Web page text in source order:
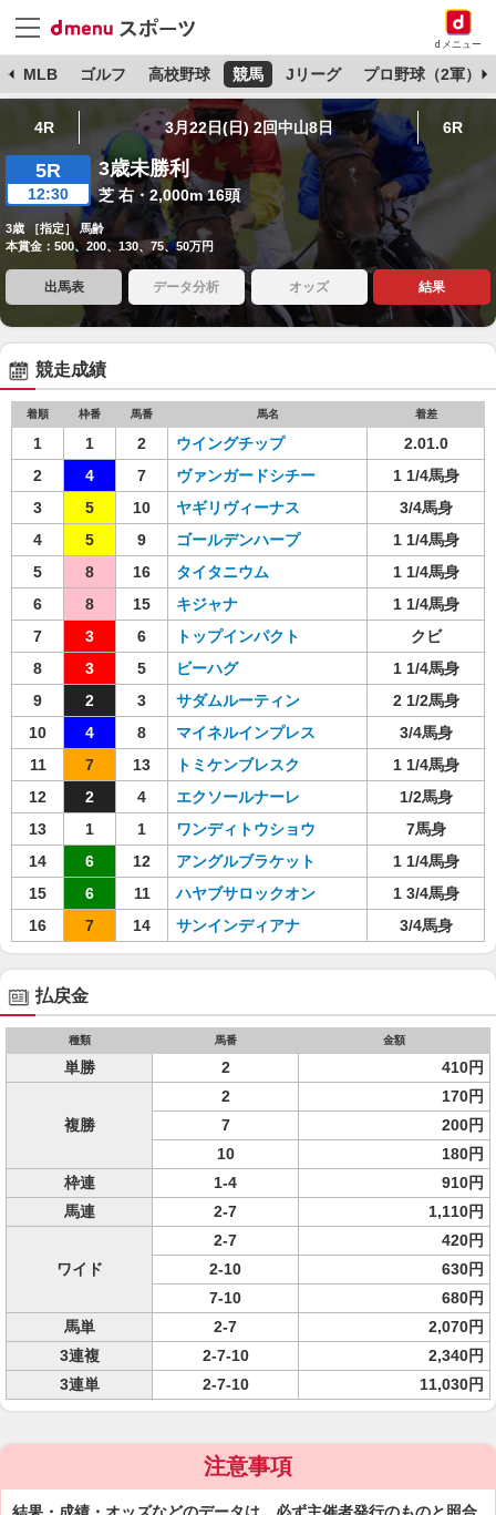
dメニュー
MLB ゴルフ 高校野球 競馬 Jリーグ プロ野球（2軍）
4R 3月22日(日) 2回中山8日 6R
5R
12:30
3歳未勝利
芝 右・2,000m 16頭
3歳 ［指定］ 馬齢
本賞金：500、200、130、75、50万円
出馬表 データ分析 オッズ 結果
競走成績
着順 枠番 馬番 馬名 着差
1 1 2 ウイングチップ
2.01.0
2
4 7 ヴァンガードシチー
1 1/4馬身
3
5 10 ヤギリヴィーナス
3/4馬身
4
5 9 ゴールデンハープ
1 1/4馬身
5
8 16 タイタニウム
1 1/4馬身
6
8 15 キジャナ
1 1/4馬身
7
3 6 トップインパクト
クビ
8
3 5 ビーハグ
1 1/4馬身
9
2 3 サダムルーティン
2 1/2馬身
10
4 8 マイネルインプレス
3/4馬身
11
7 13 トミケンブレスク
1 1/4馬身
12
2 4 エクソールナーレ
1/2馬身
13
1 1 ワンディトウショウ
7馬身
14
6 12 アングルブラケット
1 1/4馬身
15
6 11 ハヤブサロックオン
1 3/4馬身
16
7 14 サンインディアナ 3/4馬身
払戻金
種類 馬番 金額
単勝 2 410円
複勝
2
170円
7
200円
10
180円
枠連
1-4
910円
馬連
2-7 1,110円
ワイド
2-7
420円
2-10
630円
7-10
680円
馬単
2-7
2,070円
3連複
2-7-10
2,340円
3連単
2-7-10 11,030円
注意事項